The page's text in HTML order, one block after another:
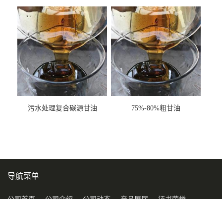
污水处理复合碳源甘油
75%-80%粗甘油
导航菜单